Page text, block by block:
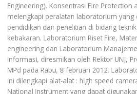
Engineering). Konsentrasi Fire Protection
melengkapi peralatan laboratorium
pendidikan dan penelitian di bidang
kebakaran. Laboratorium Riset Fire,
engineering dan Laboratorium
Informasi, diresmikan oleh Rektor UNJ,
MPd pada Rabu, 8 februari 2012.
ini dilengkapi alat-alat : high speed
National Instrument yang dapat